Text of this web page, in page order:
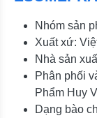
Nhóm sản
Xuất xứ:
Nhà sản
Phân phối
Phẩm Huy
Dạng bào